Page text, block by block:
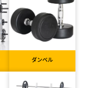
ダンベル